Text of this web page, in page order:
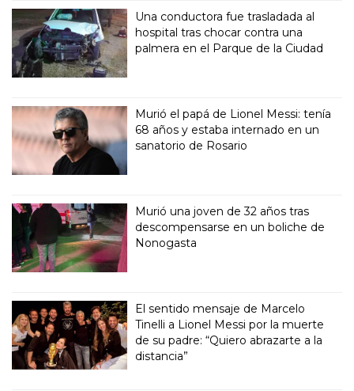
Una conductora fue trasladada al
hospital tras chocar contra una
palmera en el Parque de la Ciudad
Murió el papá de Lionel Messi: tenía
68 años y estaba internado en un
sanatorio de Rosario
Murió una joven de 32 años tras
descompensarse en un boliche de
Nonogasta
El sentido mensaje de Marcelo
Tinelli a Lionel Messi por la muerte
de su padre: “Quiero abrazarte a la
distancia”